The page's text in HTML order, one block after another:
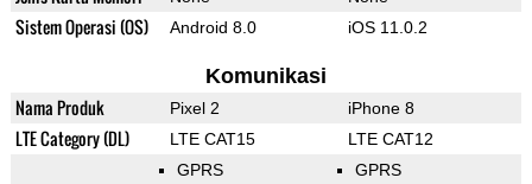
Sistem Operasi (OS) Android 8.0 iOS 11.0.2
Komunikasi
Nama Produk Pixel 2 iPhone 8
LTE Category (DL) LTE CAT15 LTE CAT12
GPRS GPRS